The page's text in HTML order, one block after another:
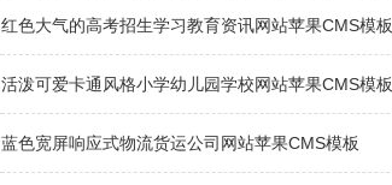
红色大气的高考招生学习教育资讯网站苹果CMS模板
活泼可爱卡通风格小学幼儿园学校网站苹果CMS模板
蓝色宽屏响应式物流货运公司网站苹果CMS模板